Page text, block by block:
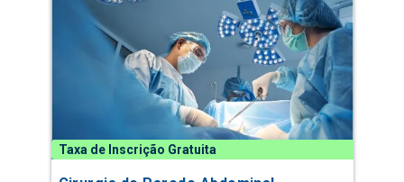
Taxa de Inscrição Gratuita